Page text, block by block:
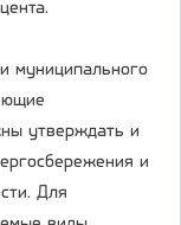
муниципального
утверждать и
и
Для